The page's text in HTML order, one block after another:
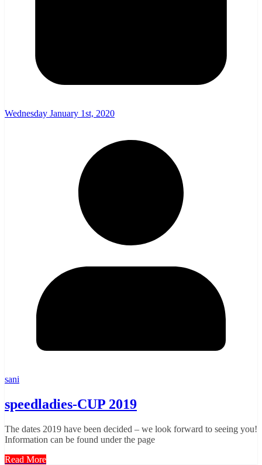
Wednesday January 1st, 2020
sani
speedladies-CUP 2019
The dates 2019 have been decided – we look forward to seeing you!
Information can be found under the page
Read More